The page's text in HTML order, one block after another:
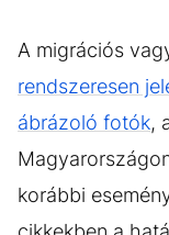
A migrációs
rendszeresen
ábrázoló fotók,
korábbi